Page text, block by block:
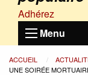
Adhérez
Menu
ACCUEIL
UNE SOIRÉE